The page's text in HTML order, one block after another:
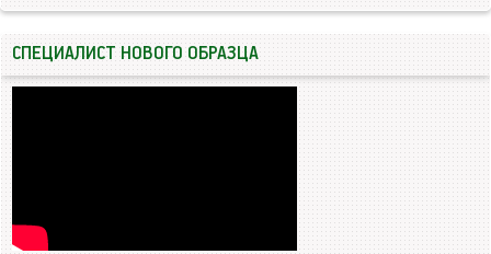
СПЕЦИАЛИСТ НОВОГО ОБРАЗЦА